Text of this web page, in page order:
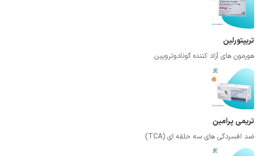
تریپتورلین
هورمون های آزاد کننده گونادوتروپین
تریمی پرامین
ضد افسردگی های سه حلقه ای (TCA)